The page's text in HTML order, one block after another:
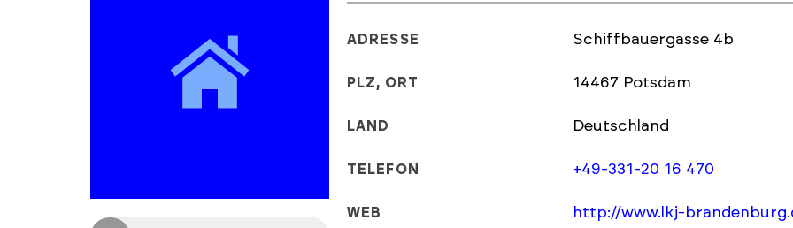
ADRESSE Schiffbauergasse 4b
PLZ, ORT 14467 Potsdam
LAND Deutschland
TELEFON +49-331-20 16 470
WEB http://www.lkj-